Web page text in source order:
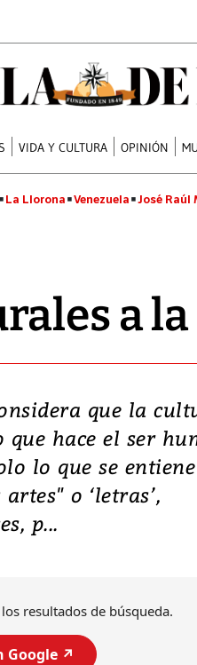
VIDA Y CULTURA OPINIÓN
La Llorona Venezuela José Raúl
a
que la
que hace el ser
lo que se
o ‘letras’,
p...
resultados de búsqueda.
Google ↗️
Video, Japón:
deja heridos y
daños en